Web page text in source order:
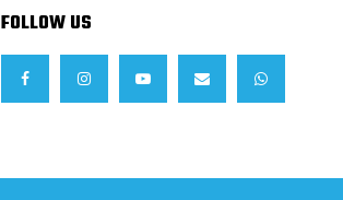
FOLLOW US